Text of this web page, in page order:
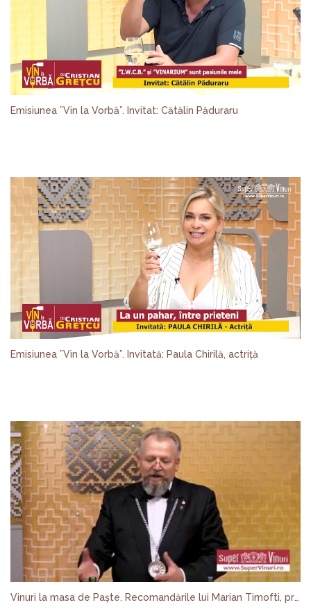
Emisiunea ”Vin la Vorbă”. Invitat: Cătălin Păduraru
Emisiunea ”Vin la Vorbă”. Invitată: Paula Chirilă, actriță
Vinuri la masa de Paște. Recomandările lui Marian Timofti, președintele OSR 2011